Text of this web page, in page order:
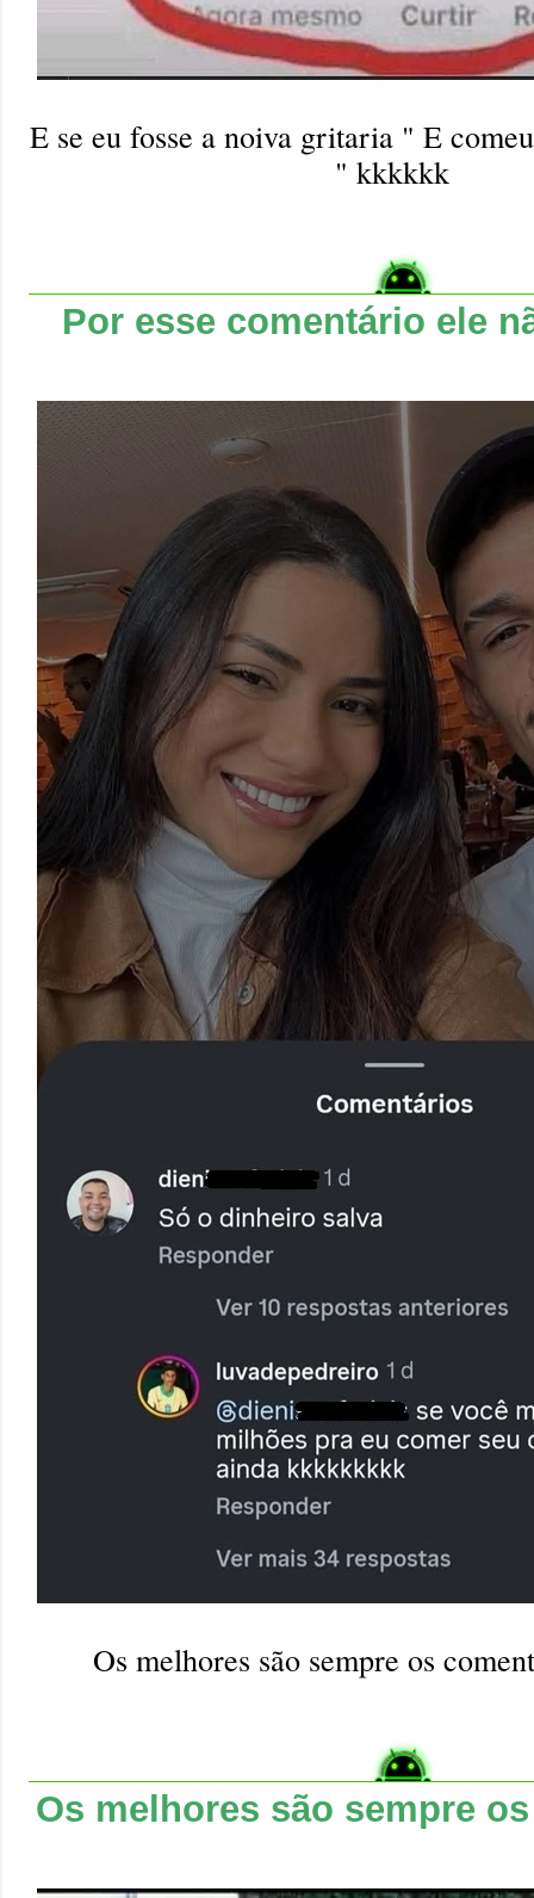
E se eu fosse a noiva gritaria " E
" kkkkkk
Por esse comentário ele
Os melhores são sempre os
Os melhores são sempre